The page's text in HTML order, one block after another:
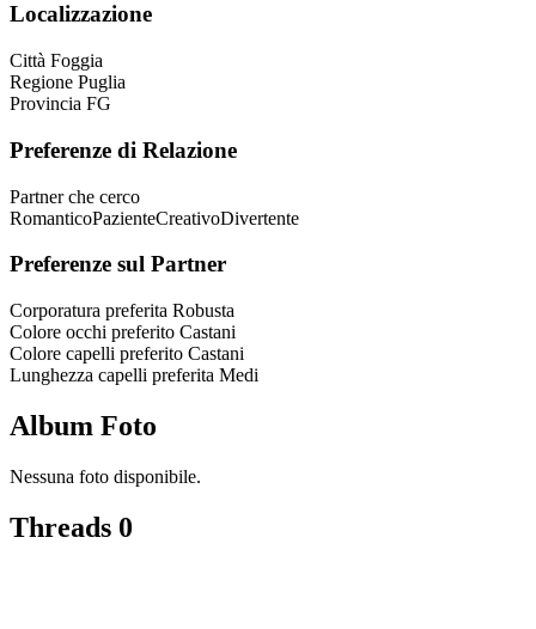
Localizzazione
Città Foggia
Regione Puglia
Provincia FG
Preferenze di Relazione
Partner che cerco
RomanticoPazienteCreativoDivertente
Preferenze sul Partner
Corporatura preferita Robusta
Colore occhi preferito Castani
Colore capelli preferito Castani
Lunghezza capelli preferita Medi
Album Foto
Nessuna foto disponibile.
Threads 0